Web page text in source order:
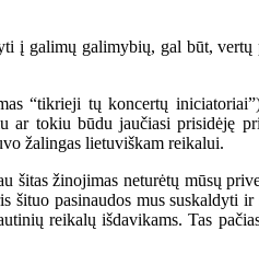
į galimų galimybių, gal būt,
“tikrieji tų koncertų
ar tokiu būdu jaučiasi prisidėję
žalingas lietuviškam reikalui.
žinojimas neturėtų mūsų
šituo pasinaudos mus suskaldyti
reikalų išdavikams. Tas